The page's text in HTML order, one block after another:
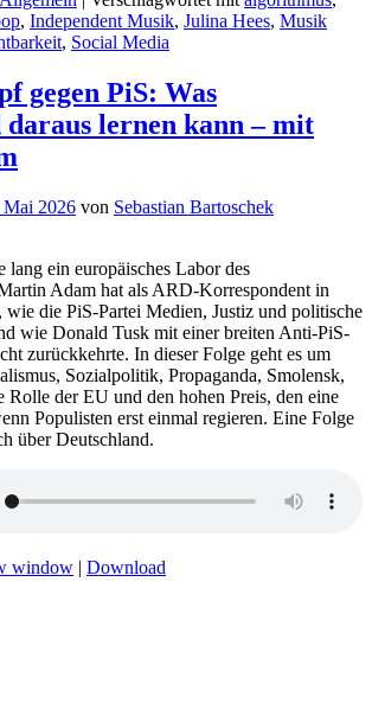
, Independent Musik, Julina Hees, Musik
, Social Media
gegen PiS: Was
daraus lernen kann – mit
Mai 2026 von Sebastian Bartoschek
lang ein europäisches Labor des
Adam hat als ARD-Korrespondent in
wie die PiS-Partei Medien, Justiz und politische
wie Donald Tusk mit einer breiten Anti-PiS-
zurückkehrte. In dieser Folge geht es um
Sozialpolitik, Propaganda, Smolensk,
Rolle der EU und den hohen Preis, den eine
Populisten erst einmal regieren. Eine Folge
über Deutschland.
window | Download